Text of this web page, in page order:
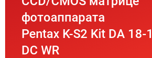
фотоаппарата
Pentax K-S2 Kit DA 18-
DC WR